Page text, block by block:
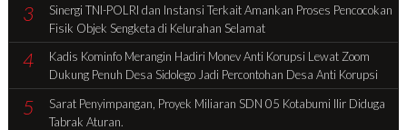
3
Sinergi TNI-POLRI dan Instansi Terkait Amankan Proses Pencocokan
Fisik Objek Sengketa di Kelurahan Selamat
4
Kadis Kominfo Merangin Hadiri Monev Anti Korupsi Lewat Zoom
Dukung Penuh Desa Sidolego Jadi Percontohan Desa Anti Korupsi
5
Sarat Penyimpangan, Proyek Miliaran SDN 05 Kotabumi Ilir Diduga
Tabrak Aturan.